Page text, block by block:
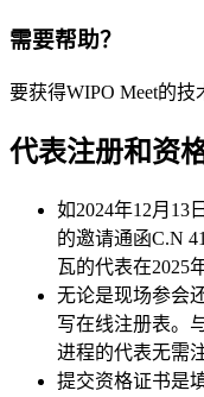
需要帮助？
要获得WIPO Meet的技
代表注册和资
如2024年12月13
的邀请通函C.N
瓦的代表在2025
无论是现场参会
写在线注册表。
进程的代表无需
提交资格证书是